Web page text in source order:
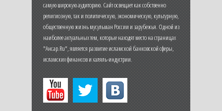
самую широкую аудиторию. Сайт освещает как собственно
религиозную, так и политическую, экономическую, культурную,
общественную жизнь мусульман России и зарубежья. Одной из
наиболее актуальных тем, которые находят место на страницах
"Ансар.Ru", является развитие исламской банковской сферы,
исламских финансов и халяль-индустрии.